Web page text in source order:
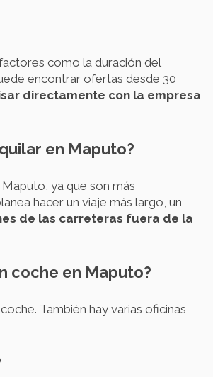
como la duración del
encontrar ofertas desde 30
directamente con la empresa
en Maputo?
ya que son más
hacer un viaje más largo, un
de las carreteras fuera de la
coche en Maputo?
También hay varias oficinas